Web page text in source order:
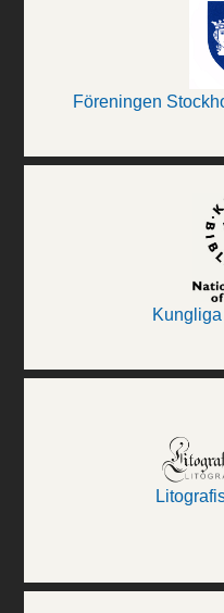
Föreningen